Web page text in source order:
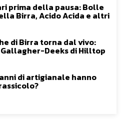
prima della pausa: Bolle
Birra, Acido Acida e altri
di Birra torna dal vivo:
Deeks di Hilltop
di artigianale hanno